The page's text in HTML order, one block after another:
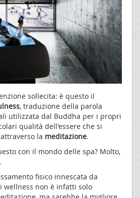
sollecita: è questo il
, traduzione della parola
utilizzata dal Buddha per i propri
qualità dell'essere che si
la meditazione.
con il mondo delle spa? Molto,
fisico innescata da
wellness non è infatti solo